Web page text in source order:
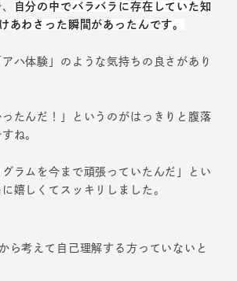
自分の中でバラバラに存在していた知
あわさった瞬間があったんです。
ハ体験」のような気持ちの良さがあり
ったんだ！」というのがはっきりと腹落
ね。
グラムを今まで頑張っていたんだ」とい
嬉しくてスッキリしました。
ら考えて自己理解する方っていないと